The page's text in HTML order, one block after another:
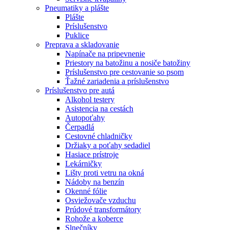
Pneumatiky a plášte
Plášte
Príslušenstvo
Puklice
Preprava a skladovanie
Napínače na pripevnenie
Priestory na batožinu a nosiče batožiny
Príslušenstvo pre cestovanie so psom
Ťažné zariadenia a príslušenstvo
Príslušenstvo pre autá
Alkohol testery
Asistencia na cestách
Autopoťahy
Čerpadlá
Cestovné chladničky
Držiaky a poťahy sedadiel
Hasiace prístroje
Lekárničky
Lišty proti vetru na okná
Nádoby na benzín
Okenné fólie
Osviežovače vzduchu
Prúdové transformátory
Rohože a koberce
Slnečníky